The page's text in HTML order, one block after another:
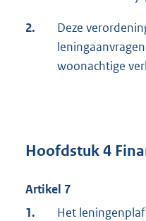
2.
Deze
woonachtige
Hoofdstuk 4
Artikel 7
1.
Het